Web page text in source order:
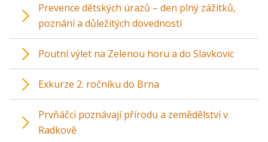
Prevence dětských úrazů – den plný zážitků,
poznání a důležitých dovedností
Poutní výlet na Zelenou horu a do Slavkovic
Exkurze 2. ročníku do Brna
Prvňáčci poznávají přírodu a zemědělství v
Radkově